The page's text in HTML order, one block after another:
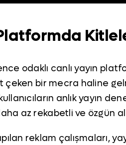
odaklı canlı yayın
çeken bir mecra haline
anlık yayın
az rekabetli ve özgün
reklam çalışmaları,